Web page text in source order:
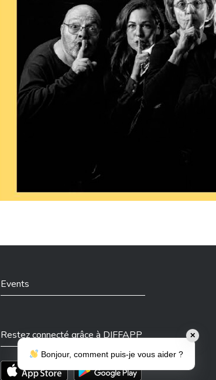
Events
Restez connecté grâce à DIFFAPP
Téléchargez l'app sur l'App StoreTéléchargez l'app sur Play Store
✕
Bonjour, comment puis-je vous aider ?